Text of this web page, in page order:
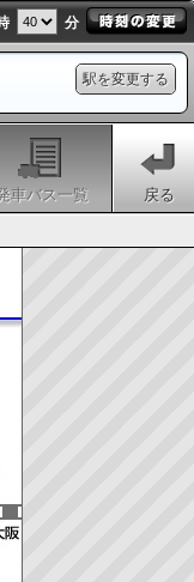
分
駅を変更する
車バス一覧 戻る